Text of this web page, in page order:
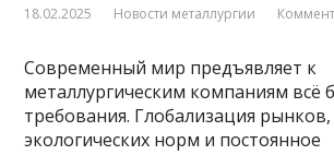
18.02.2025 Новости металлургии
Современный мир предъявляет к
металлургическим компаниям всё
требования. Глобализация
экологических норм и постоянное